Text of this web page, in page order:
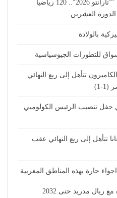
ألعاب البحر الأبيض المتوسط ’”تارانتو 2026″.. 120 رياضيا
العشرين
بالولادة
للتطورات الجيوسياسية
تتأهل إلى ربع النهائي
1)
حفل تنصيب الرئيس الكولومبي
تتأهل إلى ربع النهائي عقب
حارة بهذه المناطق المغربية
ريال مدريد حتى 2032